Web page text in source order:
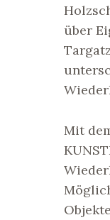
über
Mit